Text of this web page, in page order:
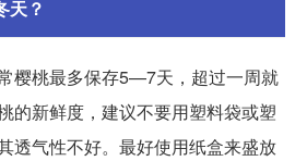
天？
樱桃最多保存5—7天，超过一周就
的新鲜度，建议不要用塑料袋或塑
透气性不好。最好使用纸盒来盛放